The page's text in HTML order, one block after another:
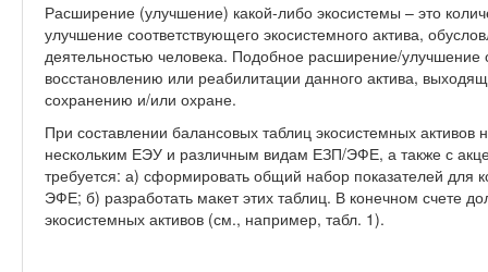
Расширение (улучшение) какой-либо экосистемы – это
улучшение соответствующего экосистемного актива,
деятельностью человека. Подобное расширение/улучшение
восстановлению или реабилитации данного актива,
сохранению и/или охране.
При составлении балансовых таблиц экосистемных
нескольким ЕЭУ и различным видам ЕЗП/ЭФЕ, а также с
требуется: а) сформировать общий набор показателей для
ЭФЕ; б) разработать макет этих таблиц. В конечном счете
экосистемных активов (см., например, табл. 1).